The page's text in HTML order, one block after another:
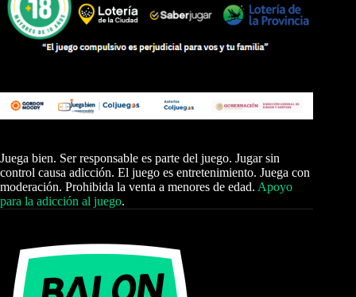
Juega bien. Ser responsable es parte del juego. Jugar sin
control causa adicción. El juego es entretenimiento. Juega con
moderación. Prohibida la venta a menores de edad. Apoyo
para la adicción al juego.